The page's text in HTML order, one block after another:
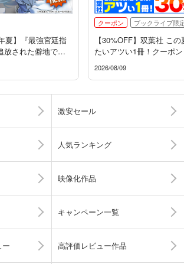
夏】『最強宮廷指
放された僻地で無
クーポン ブックライブ限
【30%OFF】双葉社 こ
たいアツい1冊！クーポン
2026/08/09
激安セール
人気ランキング
映像化作品
キャンペーン一覧
高評価レビュー作品